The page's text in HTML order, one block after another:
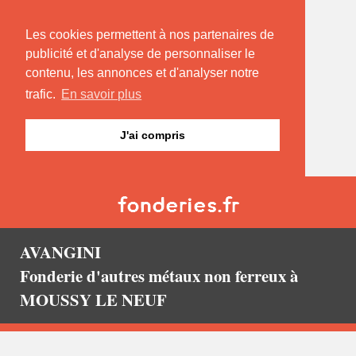
Les cookies permettent à nos partenaires de
publicité et d'analyse de personnaliser le
contenu, les annonces et d'analyser notre
trafic. En savoir plus
J'ai compris
AVANGINI
Fonderie d'autres métaux non ferreux à
MOUSSY LE NEUF